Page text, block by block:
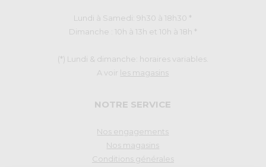
Lundi à Samedi: 9h30 à 18h30 *
Dimanche : 10h à 13h et 10h à 18h *
(*) Lundi & dimanche: horaires variables.
A voir les magasins
NOTRE SERVICE
Nos engagements
Nos magasins
Conditions générales